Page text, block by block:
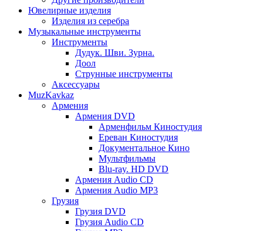
Ювелирные изделия
Изделия из серебра
Музыкальные инструменты
Инструменты
Дудук. Шви. Зурна.
Доол
Струнные инструменты
Аксессуары
MuzKavkaz
Армения
Армения DVD
Арменфильм Киностудия
Ереван Киностудия
Документальное Кино
Мультфильмы
Blu-ray. HD DVD
Армения Audio CD
Армения Audio MP3
Грузия
Грузия DVD
Грузия Audio CD